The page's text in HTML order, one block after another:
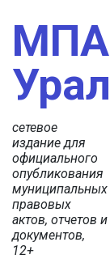
Урал
сетевое
издание для
официального
опубликования
муниципальных
правовых
актов, отчетов и
документов,
12+